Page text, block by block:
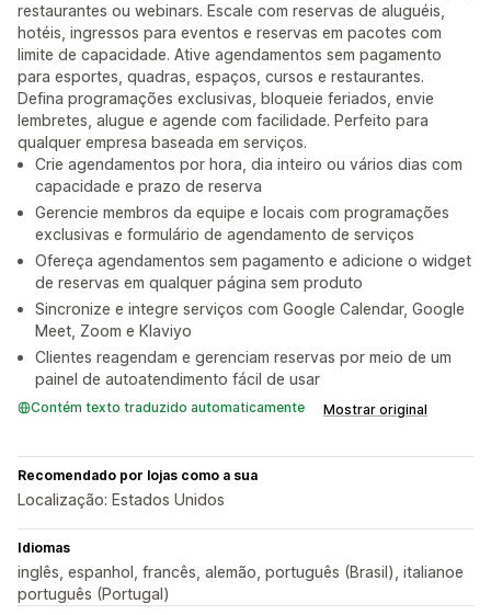
restaurantes ou webinars. Escale com reservas de aluguéis,
hotéis, ingressos para eventos e reservas em pacotes com
limite de capacidade. Ative agendamentos sem pagamento
para esportes, quadras, espaços, cursos e restaurantes.
Defina programações exclusivas, bloqueie feriados, envie
lembretes, alugue e agende com facilidade. Perfeito para
qualquer empresa baseada em serviços.
Crie agendamentos por hora, dia inteiro ou vários dias com
capacidade e prazo de reserva
Gerencie membros da equipe e locais com programações
exclusivas e formulário de agendamento de serviços
Ofereça agendamentos sem pagamento e adicione o widget
de reservas em qualquer página sem produto
Sincronize e integre serviços com Google Calendar, Google
Meet, Zoom e Klaviyo
Clientes reagendam e gerenciam reservas por meio de um
painel de autoatendimento fácil de usar
Contém texto traduzido automaticamente Mostrar original
Recomendado por lojas como a sua
Localização: Estados Unidos
Idiomas
inglês, espanhol, francês, alemão, português (Brasil), italianoe
português (Portugal)